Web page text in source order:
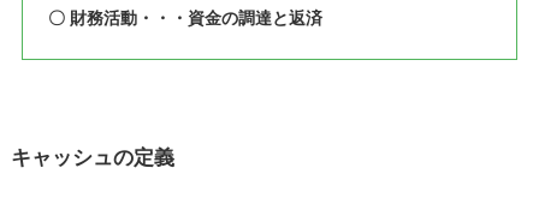
〇 財務活動・・・資金の調達と返済
キャッシュの定義